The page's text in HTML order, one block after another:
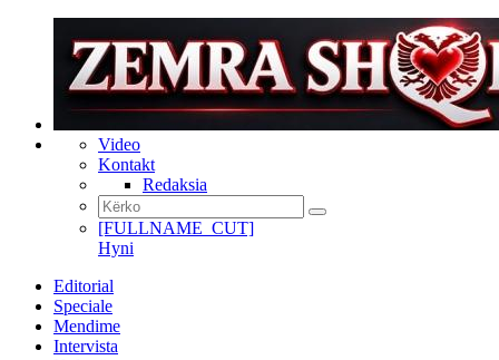
Video
Kontakt
Redaksia
[FULLNAME_CUT]
Hyni
Editorial
Speciale
Mendime
Intervista